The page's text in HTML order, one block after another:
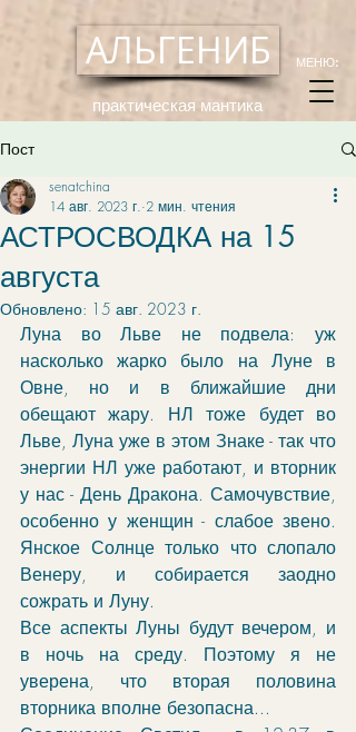
АЛЬГЕНИБ
практическая мантика
МЕНЮ:
Пост
АСТРОСВОДКА на 15
августа
senatchina
14 авг. 2023 г. 2 мин. чтения
Обновлено: 15 авг. 2023 г.
Луна во Льве не подвела: уж
насколько жарко было на Луне в
Овне, но и в ближайшие дни
обещают жару. НЛ тоже будет во
Льве, Луна уже в этом Знаке - так что
энергии НЛ уже работают, и вторник
у нас - День Дракона. Самочувствие,
особенно у женщин - слабое звено.
Янское Солнце только что слопало
Венеру, и собирается заодно
сожрать и Луну.
Все аспекты Луны будут вечером, и
в ночь на среду. Поэтому я не
уверена, что вторая половина
вторника вполне безопасна...